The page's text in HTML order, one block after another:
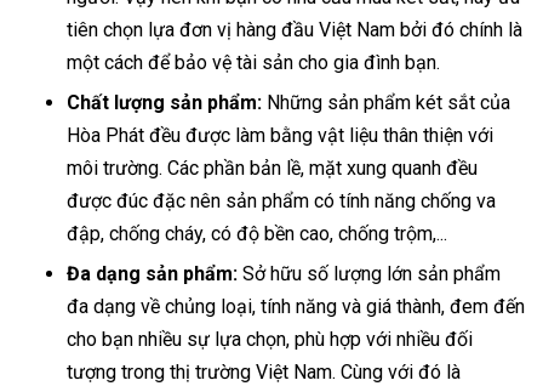
tiên chọn lựa đơn vị hàng đầu Việt Nam bởi đó chính là
một cách để bảo vệ tài sản cho gia đình bạn.
Chất lượng sản phẩm: Những sản phẩm két sắt của
Hòa Phát đều được làm bằng vật liệu thân thiện với
môi trường. Các phần bản lề, mặt xung quanh đều
được đúc đặc nên sản phẩm có tính năng chống va
đập, chống cháy, có độ bền cao, chống trộm,...
Đa dạng sản phẩm: Sở hữu số lượng lớn sản phẩm
đa dạng về chủng loại, tính năng và giá thành, đem đến
cho bạn nhiều sự lựa chọn, phù hợp với nhiều đối
tượng trong thị trường Việt Nam. Cùng với đó là